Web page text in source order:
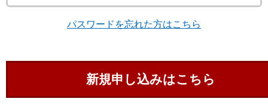
パスワードを忘れた方はこちら
新規申し込みはこちら